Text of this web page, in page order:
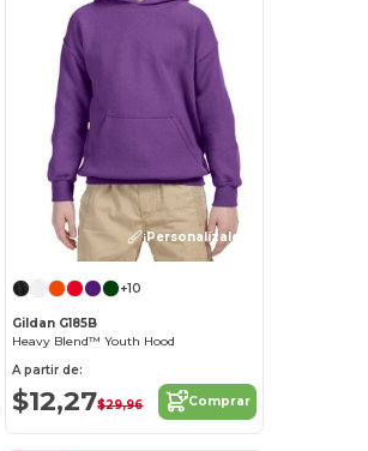
¡Personalízalo!
+10
Gildan G185B
Heavy Blend™ Youth Hood
A partir de:
$12,27$29,96 Comprar